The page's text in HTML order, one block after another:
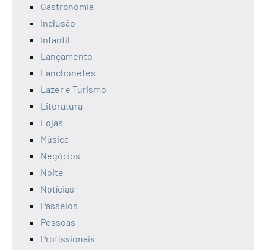
Gastronomia
Inclusão
Infantil
Lançamento
Lanchonetes
Lazer e Turismo
Literatura
Lojas
Música
Negócios
Noite
Notícias
Passeios
Pessoas
Profissionais